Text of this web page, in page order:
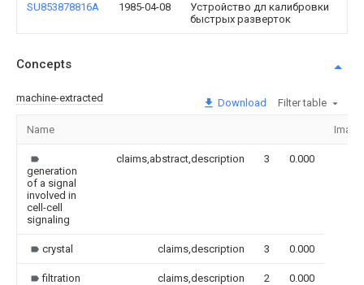
SU853878816A 1985-04-08
Устройство дл калибровки
быстрых разверток
Concepts
machine-extracted Download Filter table
Name Image
generation
of a signal
involved in
cell-cell
signaling
claims,abstract,description 3 0.000
crystal claims,description 3 0.000
filtration claims,description 2 0.000